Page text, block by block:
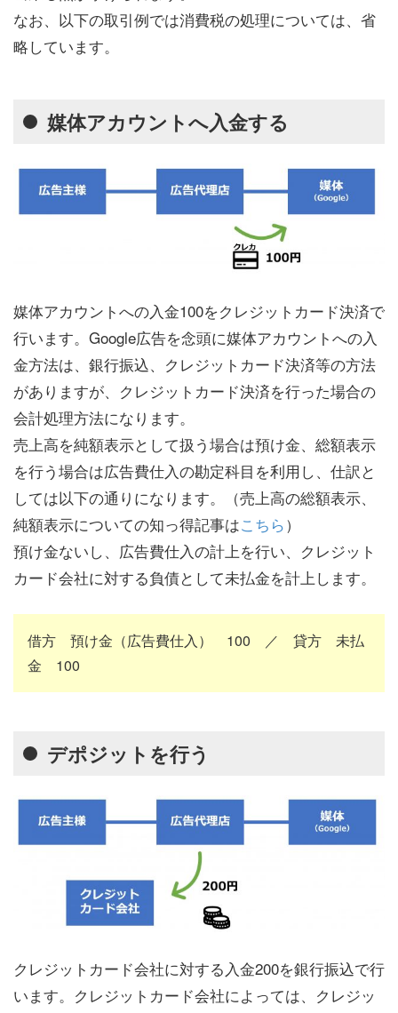
なお、以下の取引例では消費税の処理については、省
略しています。
媒体アカウントへ入金する
媒体アカウントへの入金100をクレジットカード決済で
行います。Google広告を念頭に媒体アカウントへの入
金方法は、銀行振込、クレジットカード決済等の方法
がありますが、クレジットカード決済を行った場合の
会計処理方法になります。
売上高を純額表示として扱う場合は預け金、総額表示
を行う場合は広告費仕入の勘定科目を利用し、仕訳と
しては以下の通りになります。（売上高の総額表示、
純額表示についての知っ得記事はこちら）
預け金ないし、広告費仕入の計上を行い、クレジット
カード会社に対する負債として未払金を計上します。
借方 預け金（広告費仕入） 100 ／ 貸方 未払
金 100
デポジットを行う
クレジットカード会社に対する入金200を銀行振込で行
います。クレジットカード会社によっては、クレジッ